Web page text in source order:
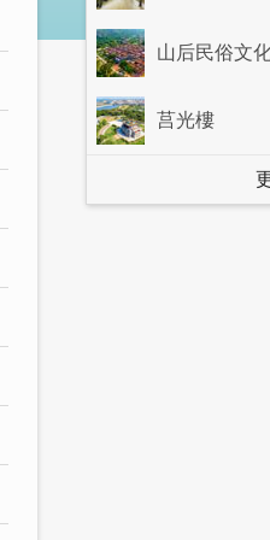
山后民俗文
莒光樓